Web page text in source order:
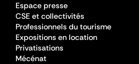
Espace presse
CSE et collectivités
Professionnels du tourisme
Expositions en location
Privatisations
Mécénat